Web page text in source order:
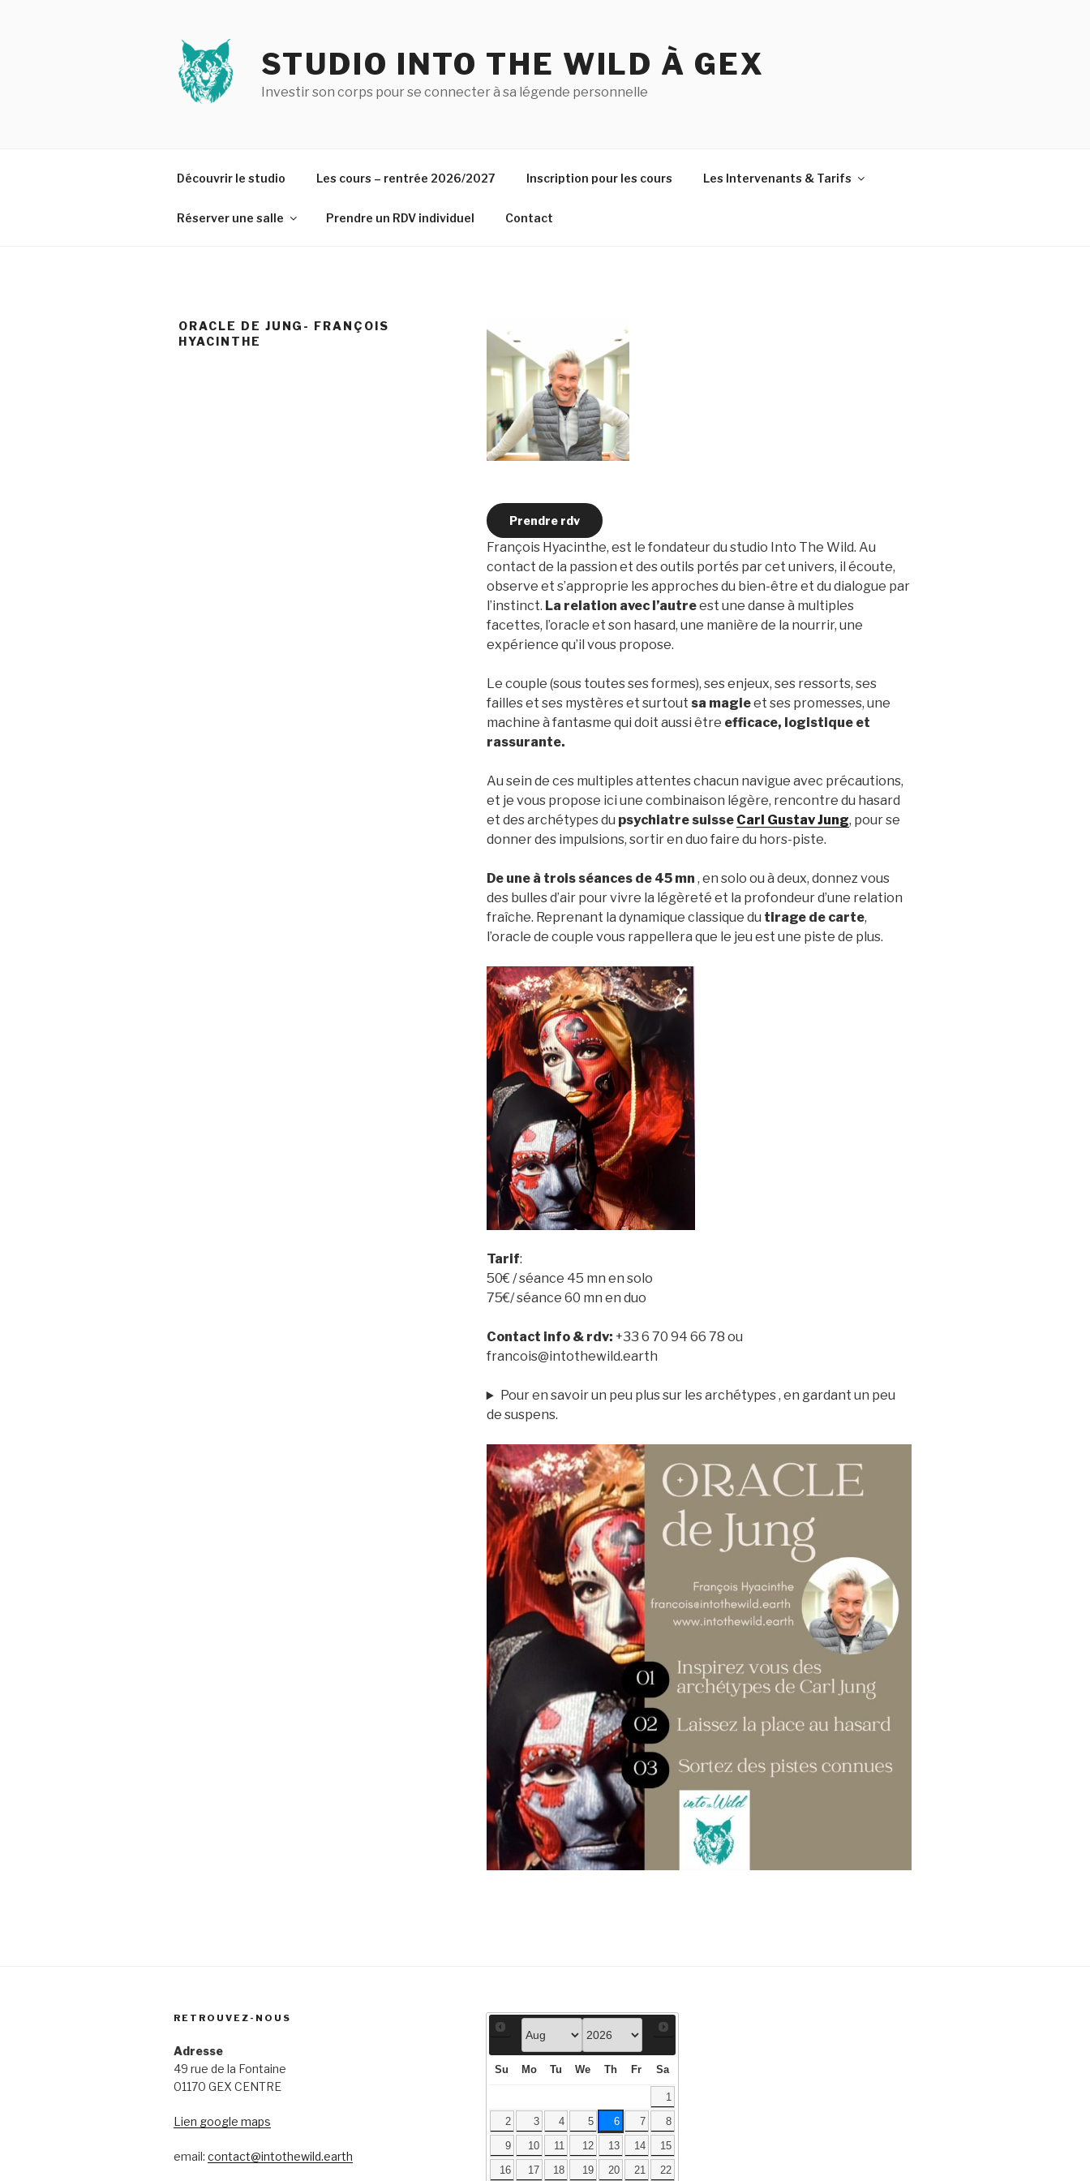
STUDIO INTO THE WILD À GEX
Investir son corps pour se connecter à sa légende personnelle
Découvrir le studio Les cours – rentrée 2026/2027 Inscription pour les cours Les Intervenants & Tarifs
Réserver une salle Prendre un RDV individuel Contact
ORACLE DE JUNG- FRANÇOIS
HYACINTHE
Prendre rdv
François Hyacinthe, est le fondateur du studio Into The Wild. Au
contact de la passion et des outils portés par cet univers, il écoute,
observe et s’approprie les approches du bien-être et du dialogue par
l’instinct. La relation avec l’autreest une danse à multiples
facettes, l’oracle et son hasard, une manière de la nourrir, une
expérience qu’il vous propose.
Le couple (sous toutes ses formes), ses enjeux, ses ressorts, ses
failles et ses mystères et surtout sa magieet ses promesses, une
machine à fantasme qui doit aussi être efficace, logistique et
rassurante.
Au sein de ces multiples attentes chacun navigue avec précautions,
et je vous propose ici une combinaison légère, rencontre du hasard
et des archétypes du psychiatre suisse Carl Gustav Jung, pour se
donner des impulsions, sortir en duo faire du hors-piste.
De une à trois séances de 45 mn , en solo ou à deux, donnez vous
des bulles d’air pour vivre la légèreté et la profondeur d’une relation
fraîche. Reprenant la dynamique classique du tirage de carte,
l’oracle de couple vous rappellera que le jeu est une piste de plus.
Tarif:
50€ / séance 45 mn en solo
75€/ séance 60 mn en duo
Contact info & rdv: +33 6 70 94 66 78 ou
francois@intothewild.earth
Pour en savoir un peu plus sur les archétypes , en gardant un peu
de suspens.
RETROUVEZ-NOUS
Adresse
49 rue de la Fontaine
01170 GEX CENTRE
Lien google maps
email: contact@intothewild.earth
Su Mo Tu We Th Fr Sa
1
2 3 4 5 6 7 8
9 10 11 12 13 14 15
16 17 18 19 20 21 22